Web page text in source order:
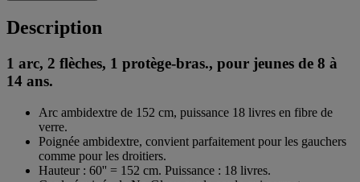
Description
1 arc, 2 flèches, 1 protège-bras., pour jeunes de 8 à
14 ans.
Arc ambidextre de 152 cm, puissance 18 livres en fibre de
verre.
Poignée ambidextre, convient parfaitement pour les gauchers
comme pour les droitiers.
Hauteur : 60'' = 152 cm. Puissance : 18 livres.